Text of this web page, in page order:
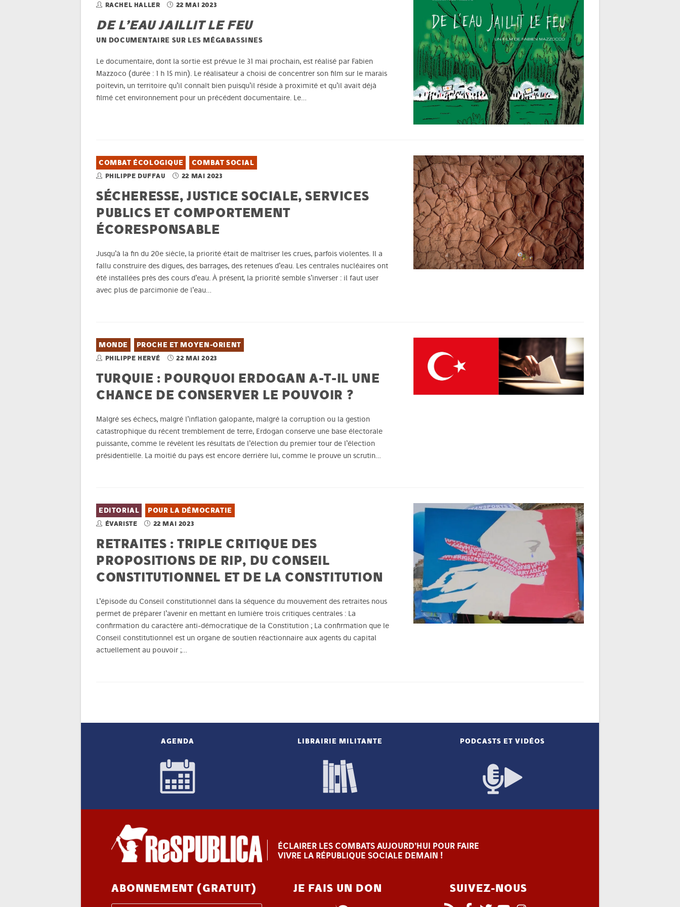
RACHEL HALLER 22 MAI 2023
DE L’EAU JAILLIT LE FEU
UN DOCUMENTAIRE SUR LES MÉGABASSINES
Le documentaire, dont la sortie est prévue le 31 mai prochain, est réalisé par Fabien
Mazzoco (durée : 1 h 15 min). Le réalisateur a choisi de concentrer son film sur le marais
poitevin, un territoire qu’il connaît bien puisqu’il réside à proximité et qu’il avait déjà
filmé cet environnement pour un précédent documentaire. Le…
COMBAT ÉCOLOGIQUE COMBAT SOCIAL
PHILIPPE DUFFAU 22 MAI 2023
SÉCHERESSE, JUSTICE SOCIALE, SERVICES
PUBLICS ET COMPORTEMENT
ÉCORESPONSABLE
Jusqu’à la fin du 20e siècle, la priorité était de maîtriser les crues, parfois violentes. Il a
fallu construire des digues, des barrages, des retenues d’eau. Les centrales nucléaires ont
été installées près des cours d’eau. À présent, la priorité semble s’inverser : il faut user
avec plus de parcimonie de l’eau…
MONDE PROCHE ET MOYEN-ORIENT
PHILIPPE HERVÉ 22 MAI 2023
TURQUIE : POURQUOI ERDOGAN A-T-IL UNE
CHANCE DE CONSERVER LE POUVOIR ?
Malgré ses échecs, malgré l’inflation galopante, malgré la corruption ou la gestion
catastrophique du récent tremblement de terre, Erdogan conserve une base électorale
puissante, comme le révèlent les résultats de l’élection du premier tour de l’élection
présidentielle. La moitié du pays est encore derrière lui, comme le prouve un scrutin…
EDITORIAL POUR LA DÉMOCRATIE
ÉVARISTE 22 MAI 2023
RETRAITES : TRIPLE CRITIQUE DES
PROPOSITIONS DE RIP, DU CONSEIL
CONSTITUTIONNEL ET DE LA CONSTITUTION
L’épisode du Conseil constitutionnel dans la séquence du mouvement des retraites nous
permet de préparer l’avenir en mettant en lumière trois critiques centrales : La
confirmation du caractère anti-démocratique de la Constitution ; La confirmation que le
Conseil constitutionnel est un organe de soutien réactionnaire aux agents du capital
actuellement au pouvoir ;…
AGENDA LIBRAIRIE MILITANTE PODCASTS ET VIDÉOS
ÉCLAIRER LES COMBATS AUJOURD’HUI POUR FAIRE
VIVRE LA RÉPUBLIQUE SOCIALE DEMAIN !
ABONNEMENT (GRATUIT) JE FAIS UN DON SUIVEZ-NOUS